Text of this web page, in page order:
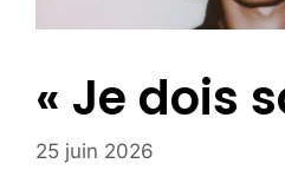
« Je dois
25 juin 2026